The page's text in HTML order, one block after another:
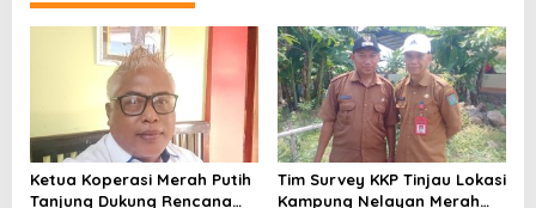
s
o
s
Ketua Koperasi Merah Putih
Tanjung Dukung Rencana
Tim Survey KKP Tinjau Lokasi
Kampung Nelayan Merah